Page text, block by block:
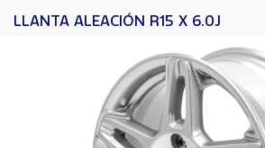
LLANTA ALEACIÓN R15 X 6.0J